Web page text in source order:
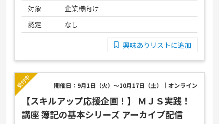
対象
企業様向け
認定
なし
興味ありリストに追加
開催日：9月1日（火）～10月17日（土）｜オンライン
【スキルアップ応援企画！】 ＭＪＳ実践！
講座 簿記の基本シリーズ アーカイブ配信